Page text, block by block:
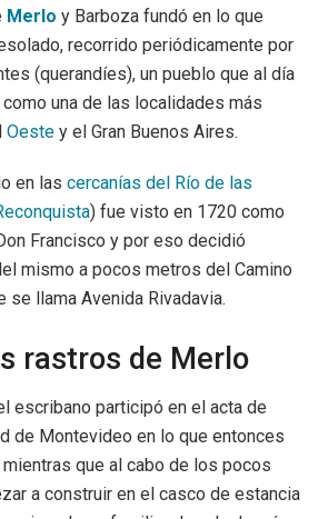
Merlo y Barboza fundó en lo que
recorrido periódicamente por
(querandíes), un pueblo que al día
una de las localidades más
Oeste y el Gran Buenos Aires.
en las cercanías del Río de las
) fue visto en 1720 como
Francisco y por eso decidió
mismo a pocos metros del Camino
se llama Avenida Rivadavia.
rastros de Merlo
escribano participó en el acta de
de Montevideo en lo que entonces
mientras que al cabo de los pocos
a construir en el casco de estancia